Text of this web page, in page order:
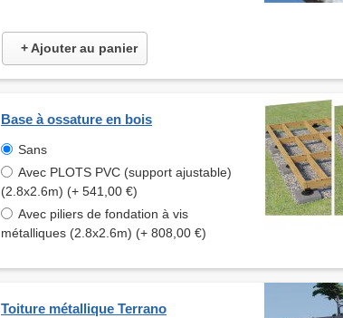
+ Ajouter au panier
Base à ossature en bois
Sans
Avec PLOTS PVC (support ajustable)
(2.8x2.6m) (+ 541,00 €)
Avec piliers de fondation à vis
métalliques (2.8x2.6m) (+ 808,00 €)
Toiture métallique Terrano